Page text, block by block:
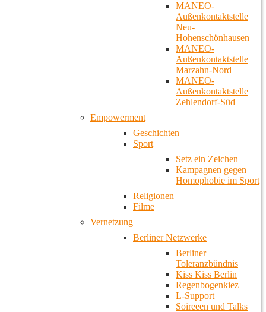
MANEO-
Außenkontaktstelle
Neu-
Hohenschönhausen
MANEO-
Außenkontaktstelle
Marzahn-Nord
MANEO-
Außenkontaktstelle
Zehlendorf-Süd
Empowerment
Geschichten
Sport
Setz ein Zeichen
Kampagnen gegen
Homophobie im Sport
Religionen
Filme
Vernetzung
Berliner Netzwerke
Berliner
Toleranzbündnis
Kiss Kiss Berlin
Regenbogenkiez
L-Support
Soireeen und Talks